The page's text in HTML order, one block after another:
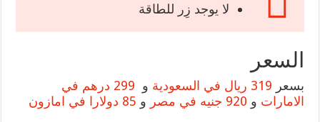
لا يوجد زِر للطاقة
السعر
بسعر 319 ريال في السعودية و
299 درهم في
الامارات و 920 جنيه في مصر و 85 دولارا في امازون